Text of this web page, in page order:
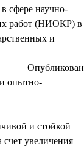
сфере научно-
работ (НИОКР) в
и
Опубликован
и опытно-
и стойкой
увеличения